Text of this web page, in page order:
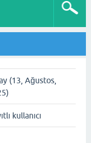
(13, Ağustos,
kullanıcı